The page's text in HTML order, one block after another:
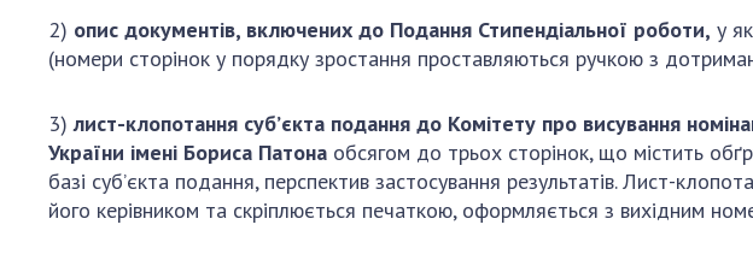
2) опис документів, включених до Подання Стипендіальної роботи, у
(номери сторінок у порядку зростання проставляються ручкою з
3)лист-клопотання суб’єкта подання до Комітету про висування
України імені Бориса Патона обсягом до трьох сторінок, що містить
базі суб’єкта подання, перспектив застосування результатів. Лист-
його керівником та скріплюється печаткою, оформляється з вихідним